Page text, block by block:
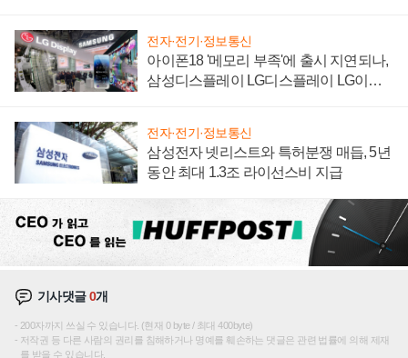
전자·전기·정보통신
아이폰18 '메모리 부족'에 출시 지연되나,
삼성디스플레이 LG디스플레이 LG이노
전자·전기·정보통신
삼성전자 넷리스트와 특허분쟁 매듭, 5년
동안 최대 1.3조 라이선스비 지급
기사댓글0개
200자까지 쓰실 수 있습니다. (현재 0 byte / 최대 400byte)
저작권 등 다른 사람의 권리를 침해하거나 명예를 훼손하는 댓글은 관련 법률에 의해 제재
를 받을 수 있습니다.